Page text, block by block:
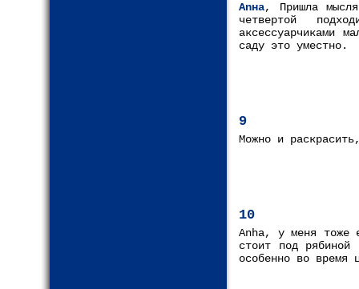
Anнa, Пришла
четвертой
аксессуарчиками
саду это уместно.
9
Можно и
10
Anha, у меня тоже
стоит под рябиной
особенно во время